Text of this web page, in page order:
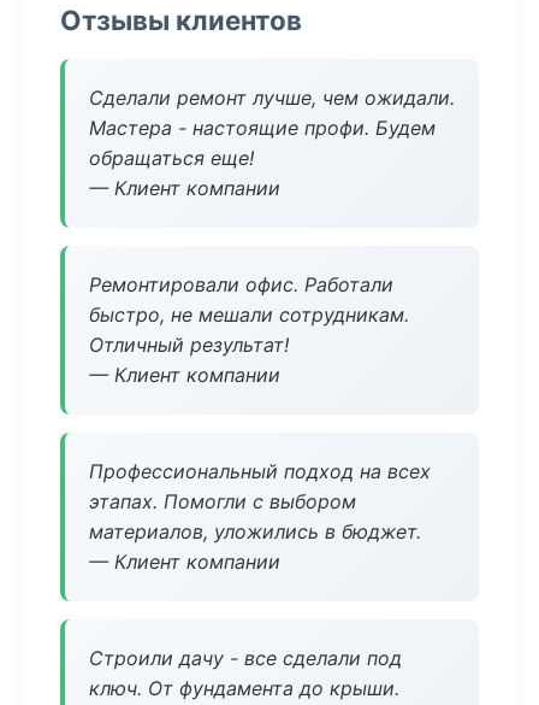
Отзывы клиентов
Сделали ремонт лучше, чем ожидали.
Мастера - настоящие профи. Будем
обращаться еще!
— Клиент компании
Ремонтировали офис. Работали
быстро, не мешали сотрудникам.
Отличный результат!
— Клиент компании
Профессиональный подход на всех
этапах. Помогли с выбором
материалов, уложились в бюджет.
— Клиент компании
Строили дачу - все сделали под
ключ. От фундамента до крыши.